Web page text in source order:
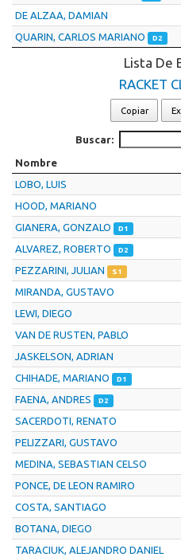
DE ALZAA, DAMIAN
QUARIN, CARLOS MARIANO
D2
Lista De
RACKET
Copiar
Buscar:
Nombre
LOBO, LUIS
HOOD, MARIANO
GIANERA, GONZALO
D1
ALVAREZ, ROBERTO
D2
PEZZARINI, JULIAN
S1
MIRANDA, GUSTAVO
LEWI, DIEGO
VAN DE RUSTEN, PABLO
JASKELSON, ADRIAN
CHIHADE, MARIANO
D1
FAENA, ANDRES
D2
SACERDOTI, RENATO
PELIZZARI, GUSTAVO
MEDINA, SEBASTIAN CELSO
PONCE, DE LEON RAMIRO
COSTA, SANTIAGO
BOTANA, DIEGO
TARACIUK, ALEJANDRO DANIEL